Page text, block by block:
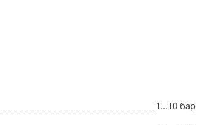
пневмоцилиндр имеет высокую
1...10 бар